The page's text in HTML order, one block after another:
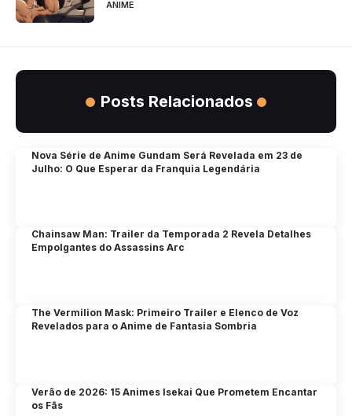
ANIME
Posts Relacionados
Nova Série de Anime Gundam Será Revelada em 23 de
Julho: O Que Esperar da Franquia Legendária
Chainsaw Man: Trailer da Temporada 2 Revela Detalhes
Empolgantes do Assassins Arc
The Vermilion Mask: Primeiro Trailer e Elenco de Voz
Revelados para o Anime de Fantasia Sombria
Verão de 2026: 15 Animes Isekai Que Prometem Encantar
os Fãs